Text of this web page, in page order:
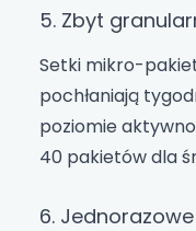
5. Zbyt
Setki mikro-
pochłaniają
poziomie
40 pakietów dla
6.